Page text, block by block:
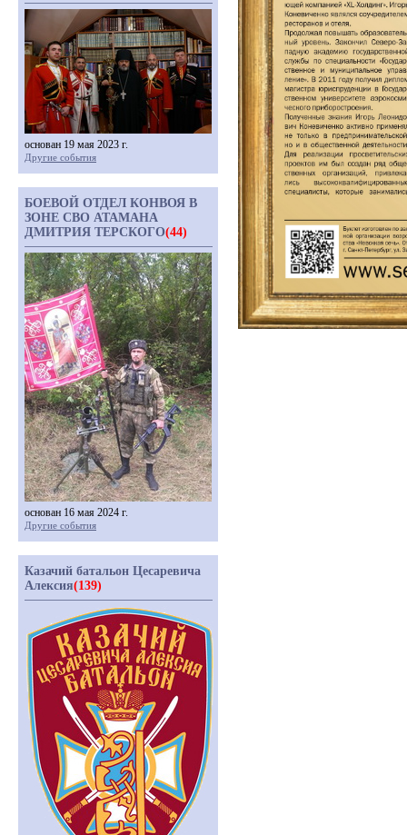
основан 19 мая 2023 г.
Другие события
БОЕВОЙ ОТДЕЛ КОНВОЯ В
ЗОНЕ СВО АТАМАНА
ДМИТРИЯ ТЕРСКОГО(44)
основан 16 мая 2024 г.
Другие события
Казачий батальон Цесаревича
Алексия(139)